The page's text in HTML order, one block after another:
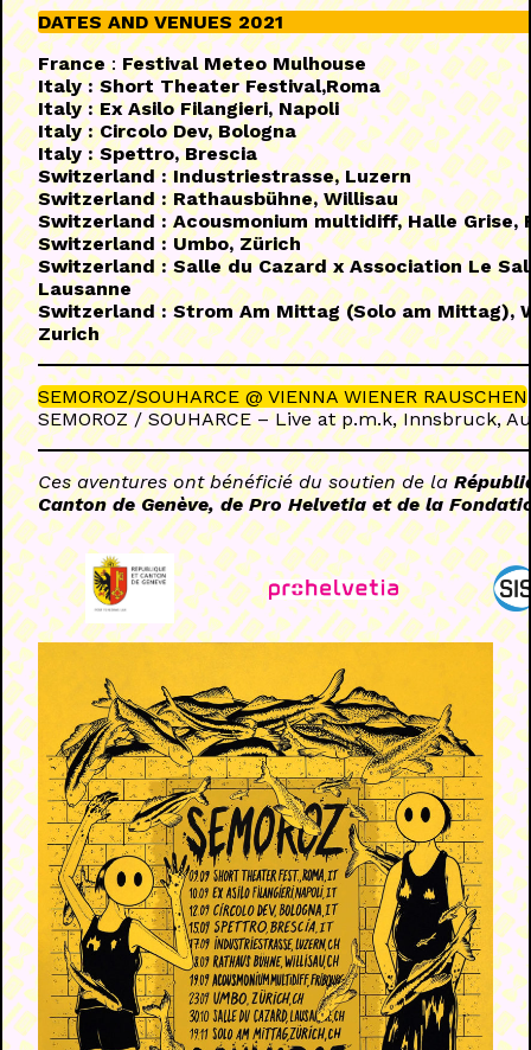
DATES AND VENUES 2021
France: Festival Meteo Mulhouse
Italy : Short Theater Festival,Roma
Italy : Ex Asilo Filangieri, Napoli
Italy : Circolo Dev, Bologna
Italy : Spettro, Brescia
Switzerland : Industriestrasse, Luzern
Switzerland : Rathausbühne, Willisau
Switzerland : Acousmonium multidiff, Halle Grise,
Switzerland : Umbo, Zürich
Switzerland : Salle du Cazard x Association Le
Lausanne
Switzerland : Strom Am Mittag (Solo am Mittag),
Zurich
SEMOROZ/SOUHARCE @ VIENNA WIENER RAUSCHEN
SEMOROZ / SOUHARCE – Live at p.m.k, Innsbruck,
Ces aventures ont bénéficié du soutien de la
Canton de Genève, de Pro Helvetia et de la